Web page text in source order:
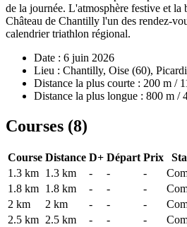
de la journée. L'atmosphère festive et la
Château de Chantilly l'un des rendez-
calendrier triathlon régional.
Date : 6 juin 2026
Lieu : Chantilly, Oise (60),
Distance la plus courte : 200 m /
Distance la plus longue : 800 m /
Courses (8)
Course Distance D+ Départ Prix
1.3 km 1.3 km - - -
1.8 km 1.8 km - - -
2 km
2 km - - -
2.5 km 2.5 km - - -